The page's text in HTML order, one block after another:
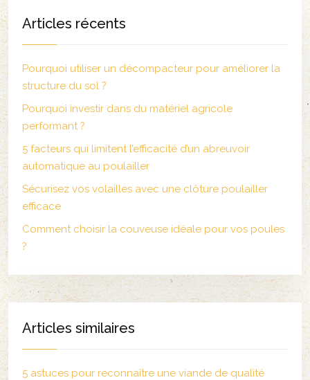
Articles récents
Pourquoi utiliser un décompacteur pour améliorer la
structure du sol ?
Pourquoi investir dans du matériel agricole
performant ?
5 facteurs qui limitent l’efficacité d’un abreuvoir
automatique au poulailler
Sécurisez vos volailles avec une clôture poulailler
efficace
Comment choisir la couveuse idéale pour vos poules
?
Articles similaires
5 astuces pour reconnaître une viande de qualité